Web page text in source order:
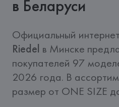
в Беларуси
Riedel в Минске
покупателей 97
2026 года. В
размер от ONE SIZE